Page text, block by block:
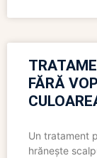
FĂRĂ
Un tratament
hrănește